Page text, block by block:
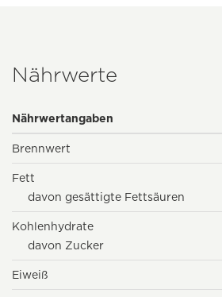
Nährwerte
Nährwertangaben
Brennwert
Fett
davon gesättigte Fettsäuren
Kohlenhydrate
davon Zucker
Eiweiß